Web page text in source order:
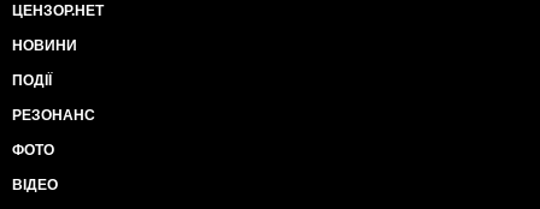
ЦЕНЗОР.НЕТ
НОВИНИ
ПОДІЇ
РЕЗОНАНС
ФОТО
ВІДЕО